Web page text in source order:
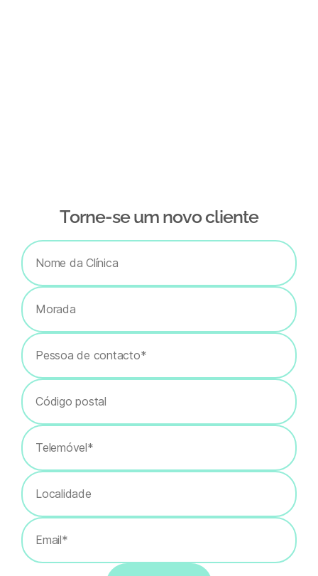
Тorne-se um novo cliente